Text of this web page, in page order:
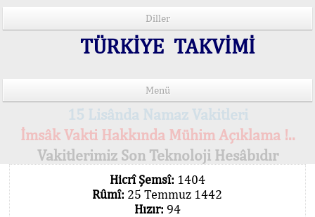
Diller
TÜRKİYE TAKVİMİ
Menü
15 Lisânda Namaz Vakitleri
İmsâk Vakti Hakkında Mühim Açıklama !..
Vakitlerimiz Son Teknoloji Hesâbıdır
Hicrî Şemsî: 1404
Rûmî: 25 Temmuz 1442
Hızır: 94